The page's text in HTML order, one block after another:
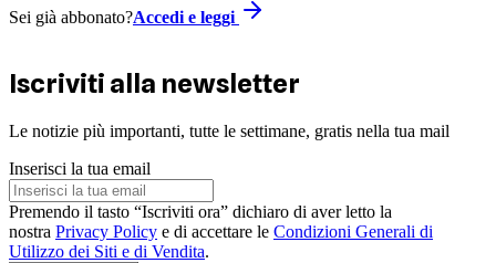
Sei già abbonato?Accedi e leggi
Iscriviti alla newsletter
Le notizie più importanti, tutte le settimane, gratis nella tua mail
Inserisci la tua email
Premendo il tasto “Iscriviti ora” dichiaro di aver letto la
nostra Privacy Policy e di accettare le Condizioni Generali di
Utilizzo dei Siti e di Vendita.